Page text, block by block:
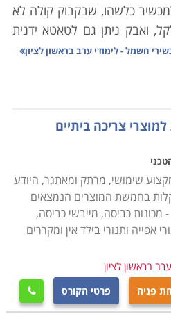
כלשהו, שבקבוק קולה לא
ואבק ניתן גם לטאטא ידנית
לתקן ממייבש שיער ועד
בעיה במכשיר שפג תוקף
השאלה "לתקן או לשדרג?".
מכשירי החשמל הביתיים שלנו;
לזולים יותר, אך עם זאת הם
קשים יותר לתיקון. לימודי
מעניקים את כל הידע הנדרש
האפשרות הראשונה, אשר
מבין השתיים.
חשמל מתרכז פחות
חשמל - לימודי ערב בראשון לציון
צריכה ביתיים
שימושי, מרתק ומאתגר, היודע
בחמשת המוצרים הנמצאים
כביסה, מייבשי כביסה,
אפייה ותנורי בילד אין ומקררים
בראשון לציון
פניה פרטי הקורס 